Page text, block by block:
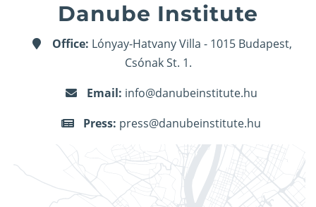
Danube Institute
Office: Lónyay-Hatvany Villa - 1015 Budapest,
Csónak St. 1.
Email: info@danubeinstitute.hu
Press: press@danubeinstitute.hu